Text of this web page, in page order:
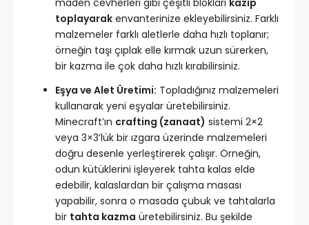
maden cevherleri gibi çeşitli blokları kazıp
toplayarak envanterinize ekleyebilirsiniz. Farklı
malzemeler farklı aletlerle daha hızlı toplanır;
örneğin taşı çıplak elle kırmak uzun sürerken,
bir kazma ile çok daha hızlı kırabilirsiniz.
Eşya ve Alet Üretimi: Topladığınız malzemeleri
kullanarak yeni eşyalar üretebilirsiniz.
Minecraft’ın crafting (zanaat) sistemi 2×2
veya 3×3’lük bir ızgara üzerinde malzemeleri
doğru desenle yerleştirerek çalışır. Örneğin,
odun kütüklerini işleyerek tahta kalas elde
edebilir, kalaslardan bir çalışma masası
yapabilir, sonra o masada çubuk ve tahtalarla
bir tahta kazma üretebilirsiniz. Bu şekilde